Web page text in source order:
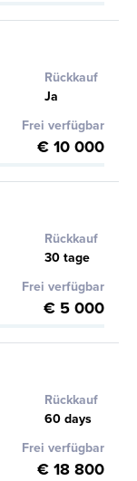
Rückkauf
Ja
Frei verfügbar
€ 10 000
Rückkauf
30 tage
Frei verfügbar
€ 5 000
Rückkauf
60 days
Frei verfügbar
€ 18 800